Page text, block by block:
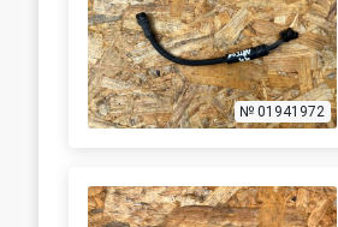
№ 01941972